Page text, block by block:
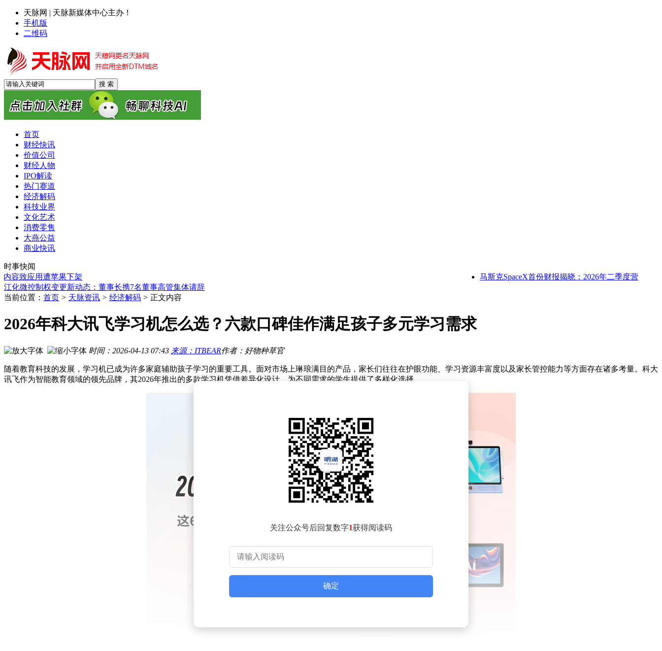
天脉网 | 天脉新媒体中心主办！
手机版
二维码
首页
财经快讯
价值公司
财经人物
IPO解读
热门赛道
经济解码
科技业界
文化艺术
消费零售
大燕公益
商业快讯
时事快闻
应用遭苹果下架
马斯克SpaceX首份财报揭晓：2026年二季度营收大增，
沃尔沃汽车中国公司高层变动：HU YANHANG卸任 段建军接棒董事长
江化微股权变更新动向：控股股东易主 多名董事及高管集体请辞
泛亚微透：具身智能布局成果显现，海内外多领域订单不断落地
江化微控制权变更新动态：董事长携7名董事高管集体请辞
新一期期货公司高管测试结果揭晓 15人过关 两公司拟迎新董事长
英大期货、铜冠金源期货拟任董事长顺利通过专业能力水平评价测试
小米澎程系列SUV：以创新架构解锁全场景，重新定义家庭出行新体验
屹晶微冲刺北交所IPO：董事长黄米龙高中学历 持股超四成控股近六成
江化微股权变更新动向：控股股东易主 多名董事及高管集体请辞
当前位置： 首页 > 天脉资讯 > 经济解码 > 正文内容
2026年科大讯飞学习机怎么选？六款口碑佳作满足孩子多元学习需求
时间：2026-04-13 07:43 来源：ITBEAR作者：好物种草官
随着教育科技的发展，学习机已成为许多家庭辅助孩子学习的重要工具。面对市场上琳琅满目的产品，家长们往往在护眼功能、学习资源丰富度以及家长管控能力等方面存在诸多考量。科大
讯飞作为智能教育领域的领先品牌，其2026年推出的多款学习机凭借差异化设计，为不同需求的学生提供了多样化选择。
关注公众号后回复数字1获得阅读码
确定